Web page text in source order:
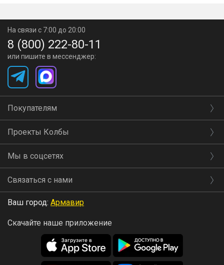
На связи с 7:00 до 20:00
8 (800) 222-80-11
или пишите в мессенджер:
Покупателям
Проекты Колбы
Мы в соцсетях
Связаться с нами
Ваш город: Армавир
Скачайте наше приложение